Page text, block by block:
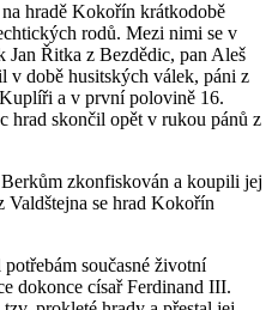
hradě Kokořín krátkodobě
rodů. Mezi nimi se v
Jan Řitka z Bezdědic, pan Aleš
v době husitských válek, páni z
a v první polovině 16.
hrad skončil opět v rukou pánů z
zkonfiskován a koupili jej
Valdštejna se hrad Kokořín
současné životní
dokonce císař Ferdinand III.